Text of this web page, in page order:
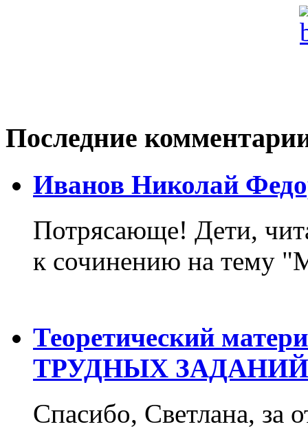
Последние
Иванов Николай
Потрясающе! Дети,
к сочинению на тему
Теоретический
ТРУДНЫХ
Спасибо, Светлана, за